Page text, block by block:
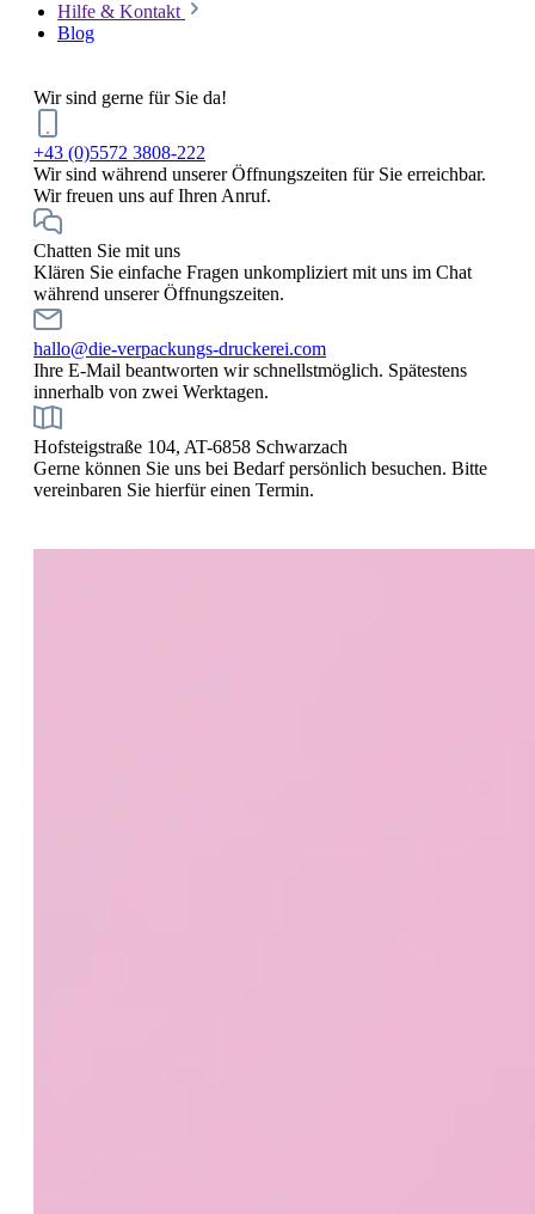
Hilfe & Kontakt
Blog
Wir sind gerne für Sie da!
+43 (0)5572 3808-222
Wir sind während unserer Öffnungszeiten für Sie erreichbar.
Wir freuen uns auf Ihren Anruf.
Chatten Sie mit uns
Klären Sie einfache Fragen unkompliziert mit uns im Chat
während unserer Öffnungszeiten.
hallo@die-verpackungs-druckerei.com
Ihre E-Mail beantworten wir schnellstmöglich. Spätestens
innerhalb von zwei Werktagen.
Hofsteigstraße 104, AT-6858 Schwarzach
Gerne können Sie uns bei Bedarf persönlich besuchen. Bitte
vereinbaren Sie hierfür einen Termin.